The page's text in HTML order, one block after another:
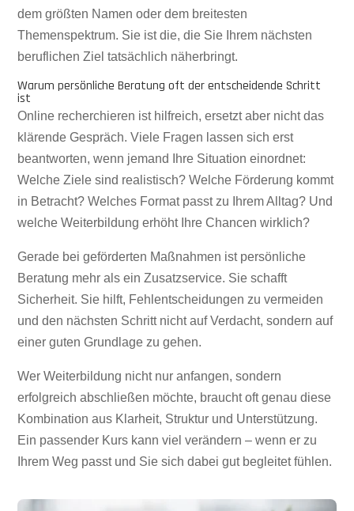
dem größten Namen oder dem breitesten
Themenspektrum. Sie ist die, die Sie Ihrem nächsten
beruflichen Ziel tatsächlich näherbringt.
Warum persönliche Beratung oft der entscheidende Schritt
ist
Online recherchieren ist hilfreich, ersetzt aber nicht das
klärende Gespräch. Viele Fragen lassen sich erst
beantworten, wenn jemand Ihre Situation einordnet:
Welche Ziele sind realistisch? Welche Förderung kommt
in Betracht? Welches Format passt zu Ihrem Alltag? Und
welche Weiterbildung erhöht Ihre Chancen wirklich?
Gerade bei geförderten Maßnahmen ist persönliche
Beratung mehr als ein Zusatzservice. Sie schafft
Sicherheit. Sie hilft, Fehlentscheidungen zu vermeiden
und den nächsten Schritt nicht auf Verdacht, sondern auf
einer guten Grundlage zu gehen.
Wer Weiterbildung nicht nur anfangen, sondern
erfolgreich abschließen möchte, braucht oft genau diese
Kombination aus Klarheit, Struktur und Unterstützung.
Ein passender Kurs kann viel verändern – wenn er zu
Ihrem Weg passt und Sie sich dabei gut begleitet fühlen.